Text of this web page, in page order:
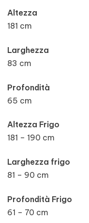
Altezza
181 cm
Larghezza
83 cm
Profondità
65 cm
Altezza Frigo
181 – 190 cm
Larghezza frigo
81 – 90 cm
Profondità Frigo
61 – 70 cm